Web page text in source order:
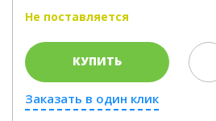
Не поставляется
КУПИТЬ
Заказать в один клик